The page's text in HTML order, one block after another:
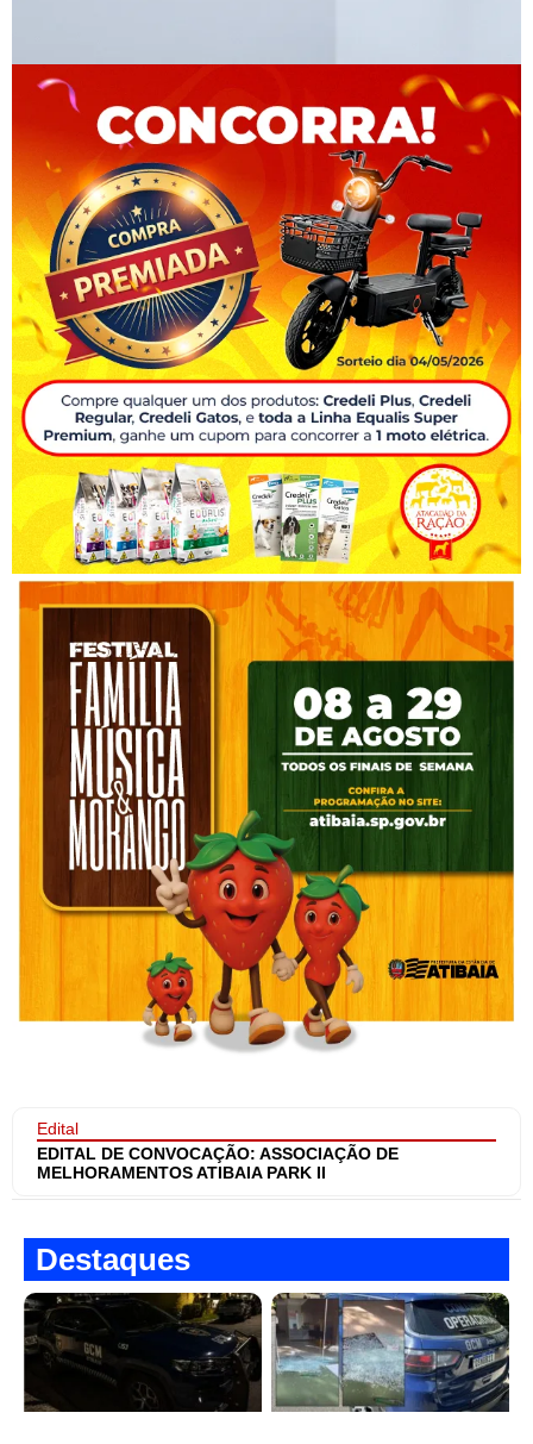
Edital
EDITAL DE CONVOCAÇÃO: ASSOCIAÇÃO DE
MELHORAMENTOS ATIBAIA PARK II
Destaques